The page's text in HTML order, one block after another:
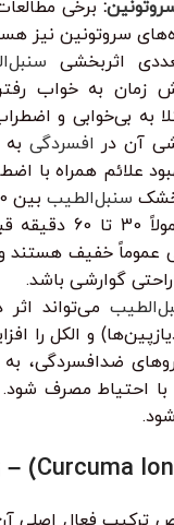
: برخی
سروتونین نیز
اثربخشی
زمان به خواب
به بی‌خوابی و
آن در افسردگی
علائم همراه با
خشک سنبل‌الطیب
در روز است، که
عموماً خفیف
گوارشی باشد.
می‌تواند
و الکل را
ضدافسردگی، به
با احتیاط مصرف شود.